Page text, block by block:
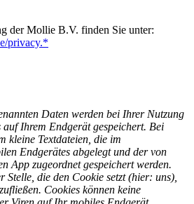
der Mollie B.V. finden Sie unter:
privacy.*
Daten werden bei Ihrer Nutzung
Ihrem Endgerät gespeichert. Bei
kleine Textdateien, die im
Endgerätes abgelegt und der von
App zugeordnet gespeichert werden.
Stelle, die den Cookie setzt (hier: uns),
Cookies können keine